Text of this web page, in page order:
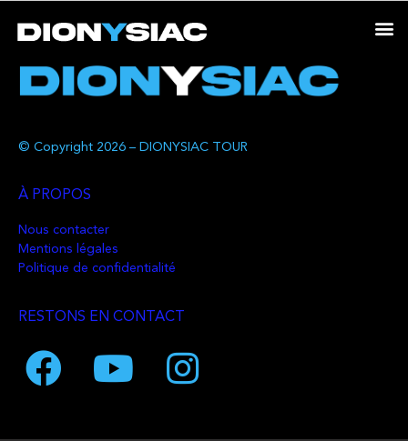
© Copyright 2026 – DIONYSIAC TOUR
À PROPOS
Nous contacter
Mentions légales
Politique de confidentialité
RESTONS EN CONTACT